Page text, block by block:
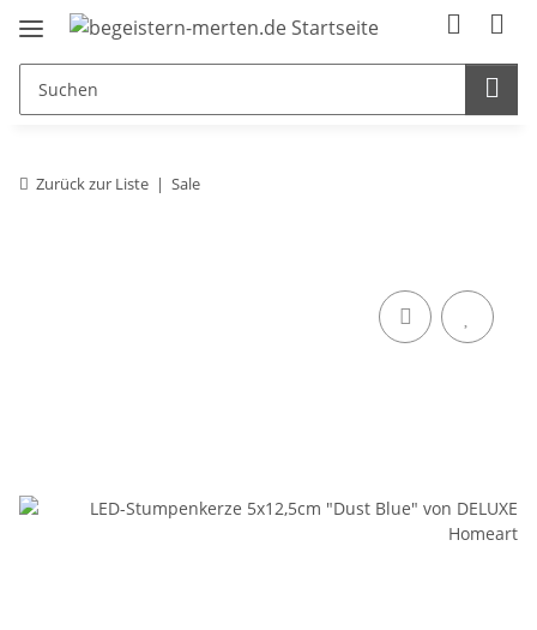
Zurück zur Liste Sale